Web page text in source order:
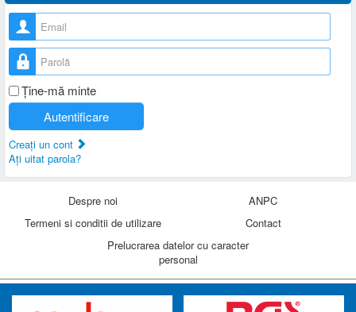
Nume utilizator
Parolă
Ţine-mă minte
Autentificare
Creaţi un cont
Aţi uitat parola?
Despre noi
ANPC
Termeni si conditii de utilizare
Contact
Prelucrarea datelor cu caracter
personal